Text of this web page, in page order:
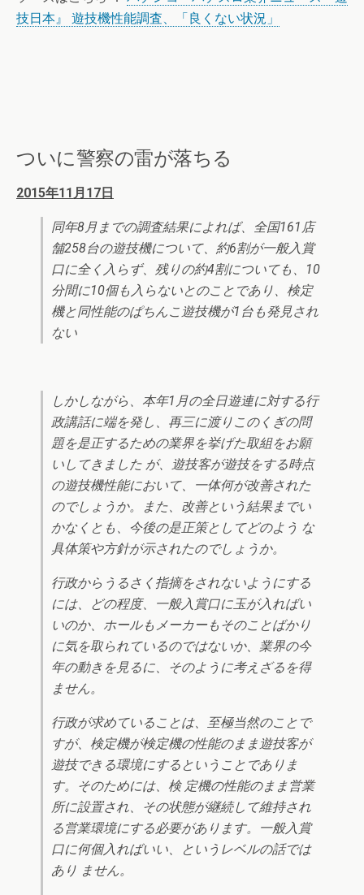
技日本』 遊技機性能調査、「良くない状況」
ついに警察の雷が落ちる
2015年11月17日
同年8月までの調査結果によれば、全国161店
舗258台の遊技機について、約6割が一般入賞
口に全く入らず、残りの約4割についても、10
分間に10個も入らないとのことであり、検定
機と同性能のぱちんこ遊技機が1台も発見され
ない
しかしながら、本年1月の全日遊連に対する行
政講話に端を発し、再三に渡りこのくぎの問
題を是正するための業界を挙げた取組をお願
いしてきました が、遊技客が遊技をする時点
の遊技機性能において、一体何が改善された
のでしょうか。また、改善という結果までい
かなくとも、今後の是正策としてどのよう な
具体策や方針が示されたのでしょうか。
行政からうるさく指摘をされないようにする
には、どの程度、一般入賞口に玉が入ればい
いのか、ホールもメーカーもそのことばかり
に気を取られているのではないか、業界の今
年の動きを見るに、そのように考えざるを得
ません。
行政が求めていることは、至極当然のことで
すが、検定機が検定機の性能のまま遊技客が
遊技できる環境にするということでありま
す。そのためには、検 定機の性能のまま営業
所に設置され、その状態が継続して維持され
る営業環境にする必要があります。一般入賞
口に何個入ればいい、というレベルの話では
あり ません。